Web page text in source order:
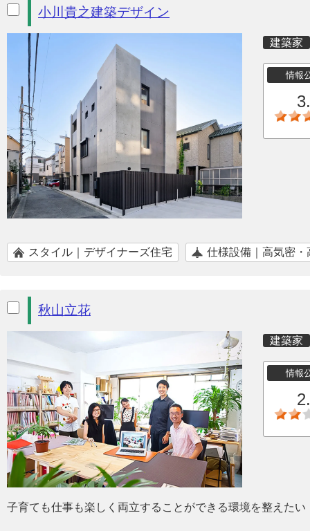
小川貴之建築デザイン
建築家
情報
スタイル｜デザイナーズ住宅 仕様設備｜高気密・
秋山立花
建築家
情報
子育ても仕事も楽しく両立することができる環境を整えたい